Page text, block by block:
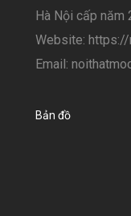
Hà Nội cấp năm
Website:
Email:
Bản đồ